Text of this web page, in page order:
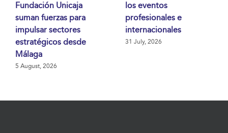
Fundación Unicaja
suman fuerzas para
impulsar sectores
estratégicos desde
Málaga
5 August, 2026
los eventos
profesionales e
internacionales
31 July, 2026